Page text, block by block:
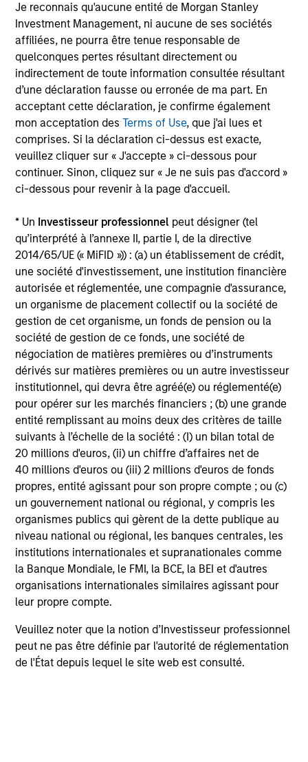
Je reconnais qu'aucune entité de Morgan Stanley
Investment Management, ni aucune de ses sociétés
affiliées, ne pourra être tenue responsable de
quelconques pertes résultant directement ou
indirectement de toute information consultée résultant
d’une déclaration fausse ou erronée de ma part. En
acceptant cette déclaration, je confirme également
mon acceptation desTerms of Use, que j'ai lues et
comprises. Si la déclaration ci-dessus est exacte,
veuillez cliquer sur « J'accepte » ci-dessous pour
continuer. Sinon, cliquez sur « Je ne suis pas d'accord »
ci-dessous pour revenir à la page d'accueil.
* Un Investisseur professionnel peut désigner (tel
qu’interprété à l’annexe II, partie I, de la directive
2014/65/UE (« MiFID »)) : (a) un établissement de crédit,
une société d'investissement, une institution financière
autorisée et réglementée, une compagnie d'assurance,
un organisme de placement collectif ou la société de
gestion de cet organisme, un fonds de pension ou la
société de gestion de ce fonds, une société de
négociation de matières premières ou d’instruments
dérivés sur matières premières ou un autre investisseur
institutionnel, qui devra être agréé(e) ou réglementé(e)
pour opérer sur les marchés financiers ; (b) une grande
entité remplissant au moins deux des critères de taille
suivants à l’échelle de la société : (I) un bilan total de
20 millions d'euros, (ii) un chiffre d’affaires net de
40 millions d'euros ou (iii) 2 millions d'euros de fonds
propres, entité agissant pour son propre compte ; ou (c)
un gouvernement national ou régional, y compris les
organismes publics qui gèrent de la dette publique au
niveau national ou régional, les banques centrales, les
institutions internationales et supranationales comme
la Banque Mondiale, le FMI, la BCE, la BEI et d'autres
organisations internationales similaires agissant pour
leur propre compte.
Veuillez noter que la notion d’Investisseur professionnel
peut ne pas être définie par l'autorité de réglementation
de l'État depuis lequel le site web est consulté.
PRESS RELEASE
to Acquire Epic Energy
Morgan Stanley Investment Management, through
investment funds managed by Morgan Stanley
Infrastructure Partners (MSIP), its private
infrastructure investment platform, today
announced that it has agreed to acquire Epic
Energy, an Australian gas pipeline operator. The
transaction is expected to close in the second half
of 2026, subject to customary regulatory
approvals.
27 JUIL. 2026
PRESS RELEASE
Morgan Stanley Real Estate Investing
Announces Acquisition of French
Logistics Portfolio of Five Assets
Morgan Stanley Investment Management, through
investment funds managed by Morgan Stanley
Real Estate Investing (MSREI), announced today